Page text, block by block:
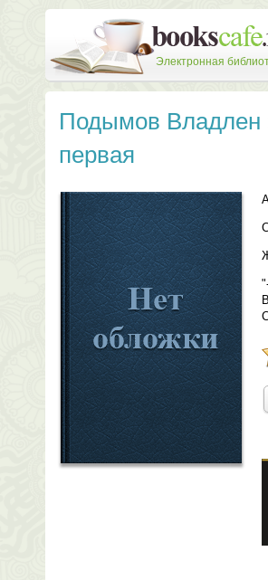
Электронная
Подымов Владлен
первая